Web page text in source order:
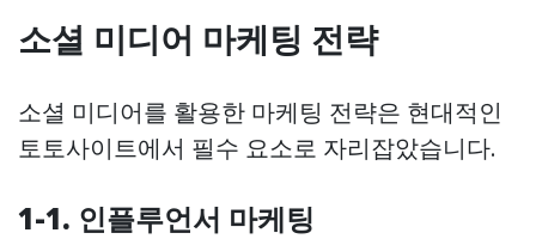
소셜 미디어 마케팅 전략
소셜 미디어를 활용한 마케팅 전략은 현대적인
토토사이트에서 필수 요소로 자리잡았습니다.
1-1. 인플루언서 마케팅